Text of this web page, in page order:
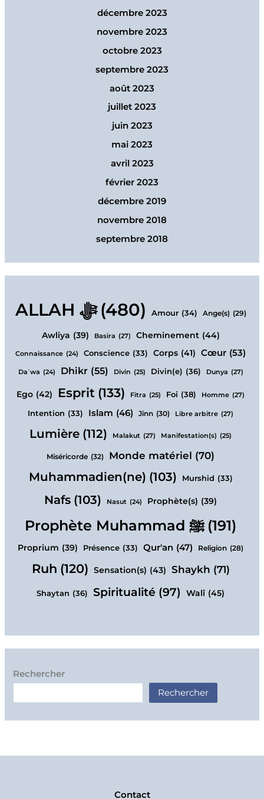
décembre 2023
novembre 2023
octobre 2023
septembre 2023
août 2023
juillet 2023
juin 2023
mai 2023
avril 2023
février 2023
décembre 2019
novembre 2018
septembre 2018
ALLAH ﷻ (480) Amour (34) Ange(s) (29)
Awliya (39) Basira (27) Cheminement (44)
Connaissance (24) Conscience (33) Corps (41) Cœur (53)
Daʿwa (24) Dhikr (55) Divin (25) Divin(e) (36) Dunya (27)
Ego (42) Esprit (133) Fitra (25) Foi (38) Homme (27)
Intention (33) Islam (46) Jinn (30) Libre arbitre (27)
Lumière (112) Malakut (27) Manifestation(s) (25)
Miséricorde (32) Monde matériel (70)
Muhammadien(ne) (103) Murshid (33)
Nafs (103) Nasut (24) Prophète(s) (39)
Prophète Muhammad ﷺ (191)
Proprium (39) Présence (33) Qur'an (47) Religion (28)
Ruh (120) Sensation(s) (43) Shaykh (71)
Shaytan (36) Spiritualité (97) Walî (45)
Rechercher
Rechercher
Contact